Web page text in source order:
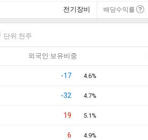
전기장비 배당수익률
단위:천주
외국인·보유비중
-17 4.6%
-32 4.7%
19 5.1%
6 4.9%